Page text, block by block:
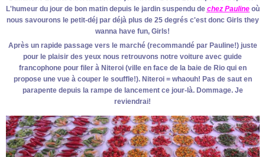
L'humeur du jour de bon matin depuis le jardin suspendu de chez Paulineoù
nous savourons le petit-déj par déjà plus de 25 degrés c'est donc Girls they
wanna have fun, Girls!
Après un rapide passage vers le marché (recommandé par Pauline!) juste
pour le plaisir des yeux nous retrouvons notre voiture avec guide
francophone pour filer à Niteroi (ville en face de la baie de Rio qui en
propose une vue à couper le souffle!). Niteroi = whaouh! Pas de saut en
parapente depuis la rampe de lancement ce jour-là. Dommage. Je
reviendrai!